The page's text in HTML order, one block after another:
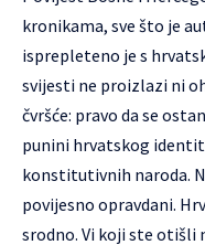
kronikama, sve što je
isprepleteno je s
svijesti ne proizlazi ni
čvršće: pravo da se
punini hrvatskog
konstitutivnih naroda.
povijesno opravdani.
srodno. Vi koji ste otišli